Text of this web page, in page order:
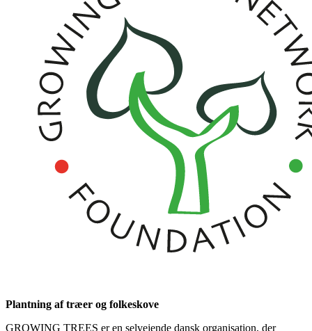
Plantning af træer og folkeskove
GROWING TREES er en selvejende dansk organisation, der